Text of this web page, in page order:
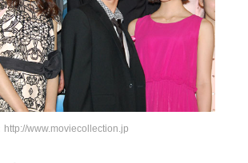
http://www.moviecollection.jp